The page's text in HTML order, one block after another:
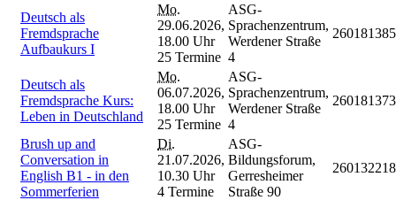
Deutsch als
Fremdsprache
Aufbaukurs I
Mo.
29.06.2026,
18.00 Uhr
25 Termine
ASG-
Sprachenzentrum,
Werdener Straße
4
Deutsch als
Fremdsprache Kurs:
Leben in Deutschland
Mo.
06.07.2026,
18.00 Uhr
25 Termine
ASG-
Sprachenzentrum,
Werdener Straße
4
Brush up and
Conversation in
English B1 - in den
Sommerferien
Di.
21.07.2026,
10.30 Uhr
4 Termine
ASG-
Bildungsforum,
Gerresheimer
Straße 90